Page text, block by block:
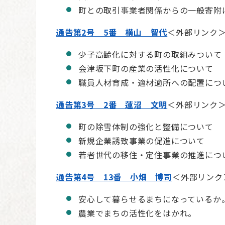
町との取引事業者関係からの一般寄附
通告第2号 5番 横山 智代＜外部リンク＞
少子高齢化に対する町の取組みついて
会津坂下町の産業の活性化について
職員人材育成・適材適所への配置につ
通告第3号 2番 蓮沼 文明＜外部リンク＞
町の除雪体制の強化と整備について
新規企業誘致事業の促進について
若者世代の移住・定住事業の推進につ
通告第4号 13番 小畑 博司＜外部リンク
安心して暮らせるまちになっているか。
農業でまちの活性化をはかれ。